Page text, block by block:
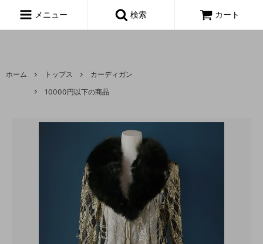
着,made in usa,アメーバ,
メニュー 検索 カート
ホーム トップス
カーディガン
10000円以下の商品